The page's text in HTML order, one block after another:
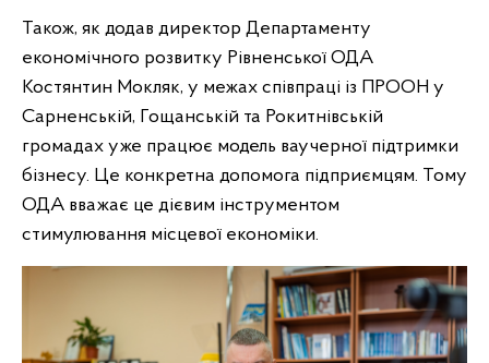
Також, як додав директор Департаменту
економічного розвитку Рівненської ОДА
Костянтин Мокляк, у межах співпраці із ПРООН у
Сарненській, Гощанській та Рокитнівській
громадах уже працює модель ваучерної підтримки
бізнесу. Це конкретна допомога підприємцям. Тому
ОДА вважає це дієвим інструментом
стимулювання місцевої економіки.